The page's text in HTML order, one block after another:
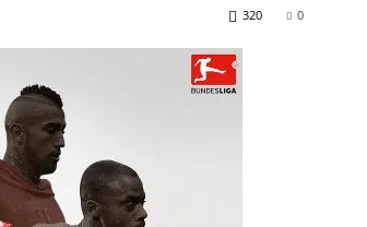
0
320